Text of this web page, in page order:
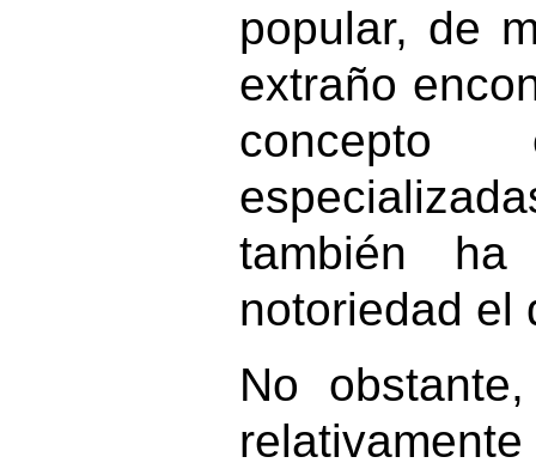
popular, de
extraño
concepto
también ha
notoriedad el
No